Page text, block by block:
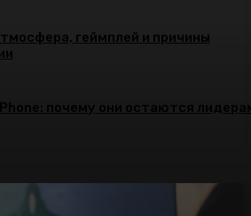
геймплей и причины
почему они остаются